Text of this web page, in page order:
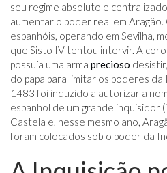
seu regime absoluto e
aumentar o poder real em
espanhóis, operando em Sevilha,
que Sisto IV tentou intervir. A
possuía uma arma precioso
do papa para limitar os poderes da
1483 foi induzido a autorizar a
espanhol de um grande inquisidor
Castela e, nesse mesmo ano,
foram colocados sob o poder da